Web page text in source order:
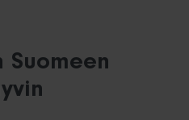
Suomeen